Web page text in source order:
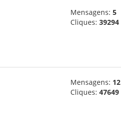
Mensagens: 5
Cliques: 39294
Mensagens: 12
Cliques: 47649